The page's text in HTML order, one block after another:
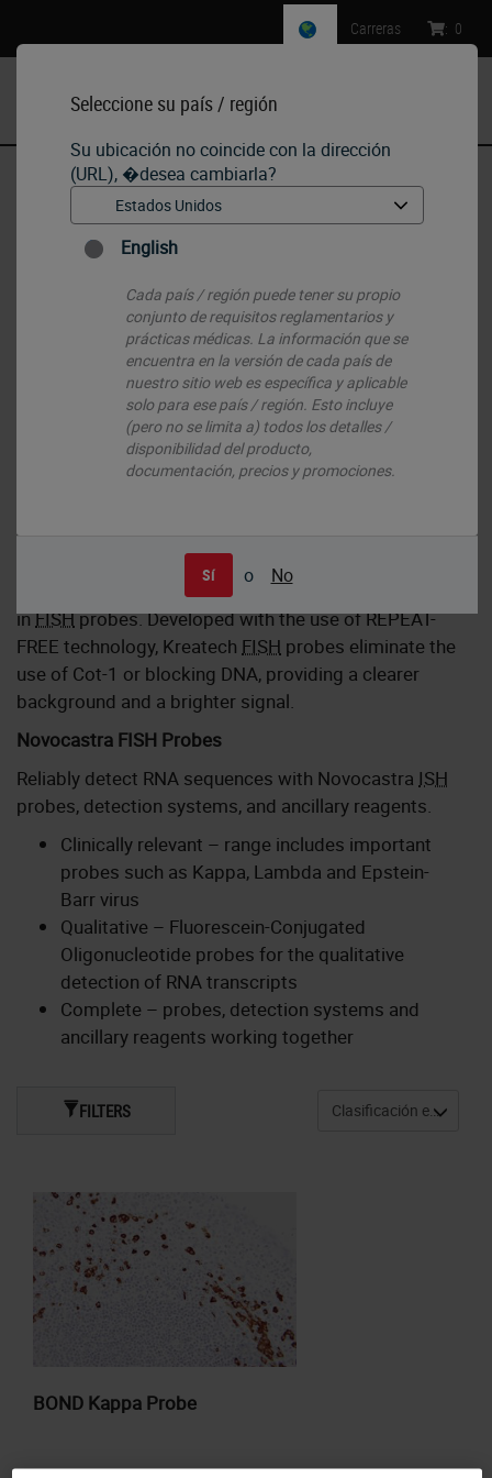
Seleccione su país / región
Su ubicación no coincide con la dirección
(URL), �desea cambiarla?
English
Cada país / región puede tener su propio
conjunto de requisitos reglamentarios y
prácticas médicas. La información que se
encuentra en la versión de cada país de
nuestro sitio web es específica y aplicable
solo para ese país / región. Esto incluye
(pero no se limita a) todos los detalles /
disponibilidad del producto,
documentación, precios y promociones.
Sí o No
Carreras : 0
IHC & ISH • ISH Probes - Molecular Pathology
ISH Probes - Molecular Pathology
Kreatech FISH Probes
probes are the latest in advancements
inFISHprobes. Developed with the use of REPEAT-
FREE technology, Kreatech FISH probes eliminate the
use of Cot-1 or blocking DNA, providing a clearer
background and a brighter signal.
Novocastra FISH Probes
Reliably detect RNA sequences with Novocastra ISH
probes, detection systems, and ancillary reagents.
Clinically relevant – range includes important
probes such as Kappa, Lambda and Epstein-
Barr virus
Qualitative – Fluorescein-Conjugated
Oligonucleotide probes for the qualitative
detection of RNA transcripts
Complete – probes, detection systems and
ancillary reagents working together
BOND Kappa Probe
FILTERS